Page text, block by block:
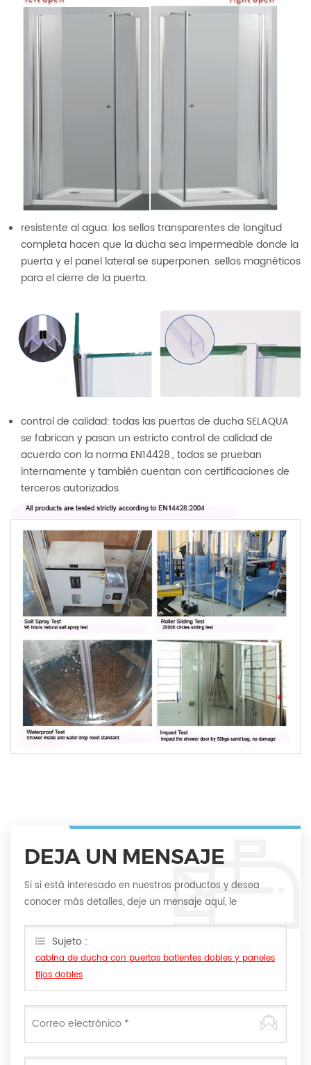
resistente al agua: los sellos transparentes de longitud
completa hacen que la ducha sea impermeable donde la
puerta y el panel lateral se superponen. sellos magnéticos
para el cierre de la puerta.
control de calidad: todas las puertas de ducha SELAQUA
se fabrican y pasan un estricto control de calidad de
acuerdo con la norma EN14428., todas se prueban
internamente y también cuentan con certificaciones de
terceros autorizados.
DEJA UN MENSAJE
Si si está interesado en nuestros productos y desea
conocer más detalles, deje un mensaje aquí, le
Sujeto :
cabina de ducha con puertas batientes dobles y paneles
fijos dobles